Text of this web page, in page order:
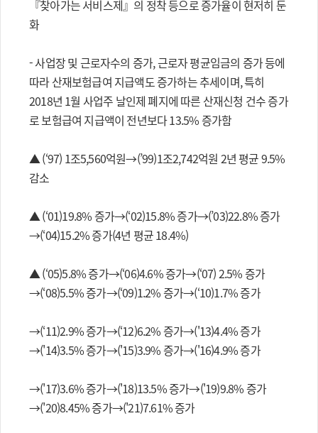
『찾아가는 서비스제』의 정착 등으로 증가율이 현저히 둔
화
- 사업장 및 근로자수의 증가, 근로자 평균임금의 증가 등에
따라 산재보험급여 지급액도 증가하는 추세이며, 특히
2018년 1월 사업주 날인제 폐지에 따른 산재신청 건수 증가
로 보험급여 지급액이 전년보다 13.5% 증가함
▲ (‘97) 1조5,560억원→(’99)1조2,742억원 2년 평균 9.5%
감소
▲ (‘01)19.8% 증가→(‘02)15.8% 증가→(’03)22.8% 증가
→(‘04)15.2% 증가(4년 평균 18.4%)
▲ (‘05)5.8% 증가→(‘06)4.6% 증가→(‘07) 2.5% 증가
→(‘08)5.5% 증가→(‘09)1.2% 증가→(‘10)1.7% 증가
→(‘11)2.9% 증가→(‘12)6.2% 증가→('13)4.4% 증가
→('14)3.5% 증가→('15)3.9% 증가→('16)4.9% 증가
→('17)3.6% 증가→('18)13.5% 증가→('19)9.8% 증가
→('20)8.45% 증가→('21)7.61% 증가